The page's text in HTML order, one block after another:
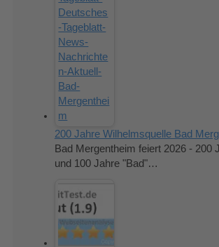
200 Jahre Wilhelmsquelle Bad
Bad Mergentheim feiert 2026 - 200
und 100 Jahre "Bad"…